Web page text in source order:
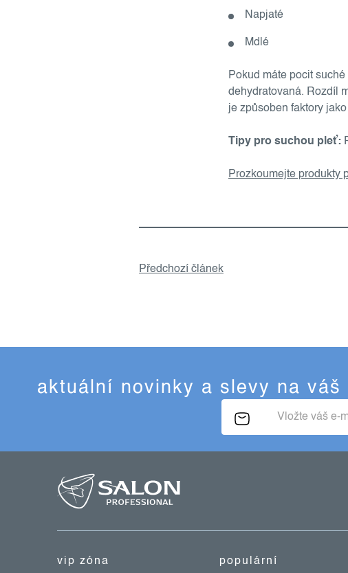
Napjaté
Mdlé
Pokud máte pocit
dehydratovaná. Rozdíl
je způsoben faktory
Tipy pro suchou pleť:
Prozkoumejte produkty
Předchozí článek
aktuální novinky a slevy na váš
vip zóna populární